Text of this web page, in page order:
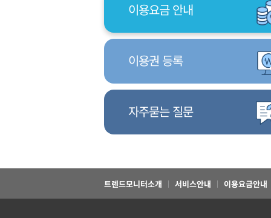
이용요금 안내
이용권 등록
자주묻는 질문
트렌드모니터소개 서비스안내 이용요금안내